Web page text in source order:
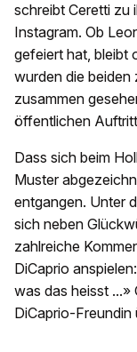
schreibt Ceretti zu
Instagram. Ob
gefeiert hat, bleibt
wurden die beiden
zusammen
öffentlichen
Dass sich beim
Muster
entgangen. Unter
sich neben
zahlreiche
DiCaprio
was das heisst ...»
DiCaprio-